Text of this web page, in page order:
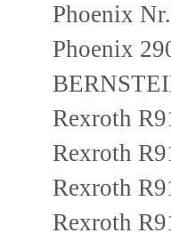
Phoenix
Phoenix
Rexroth
Rexroth
Rexroth
Rexroth